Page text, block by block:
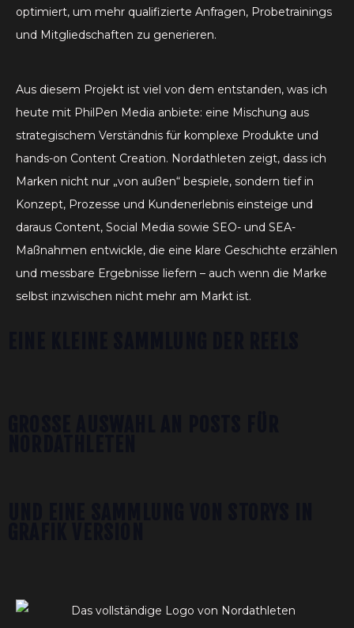
optimiert, um mehr qualifizierte Anfragen, Probetrainings
und Mitgliedschaften zu generieren.
Aus diesem Projekt ist viel von dem entstanden, was ich
heute mit PhilPen Media anbiete: eine Mischung aus
strategischem Verständnis für komplexe Produkte und
hands-on Content Creation. Nordathleten zeigt, dass ich
Marken nicht nur „von außen“ bespiele, sondern tief in
Konzept, Prozesse und Kundenerlebnis einsteige und
daraus Content, Social Media sowie SEO- und SEA-
Maßnahmen entwickle, die eine klare Geschichte erzählen
und messbare Ergebnisse liefern – auch wenn die Marke
selbst inzwischen nicht mehr am Markt ist.